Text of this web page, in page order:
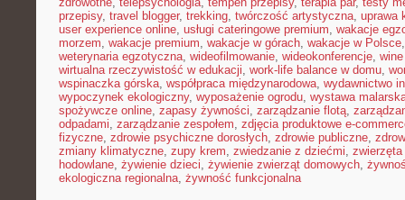
przepisy, travel blogger, trekking, twórczość artystyczna, uprawa
user experience online, usługi cateringowe premium, wakacje
morzem, wakacje premium, wakacje w górach, wakacje w Polsce
weterynaria egzotyczna, wideofilmowanie, wideokonferencje,
wirtualna rzeczywistość w edukacji, work-life balance w domu,
wspinaczka górska, współpraca międzynarodowa, wydawnictwo
wypoczynek ekologiczny, wyposażenie ogrodu, wystawa
spożywcze online, zapasy żywności, zarządzanie flotą,
odpadami, zarządzanie zespołem, zdjęcia produktowe e-
fizyczne, zdrowie psychiczne dorosłych, zdrowie publiczne,
zmiany klimatyczne, zupy krem, zwiedzanie z dziećmi,
hodowlane, żywienie dzieci, żywienie zwierząt domowych,
ekologiczna regionalna, żywność funkcjonalna